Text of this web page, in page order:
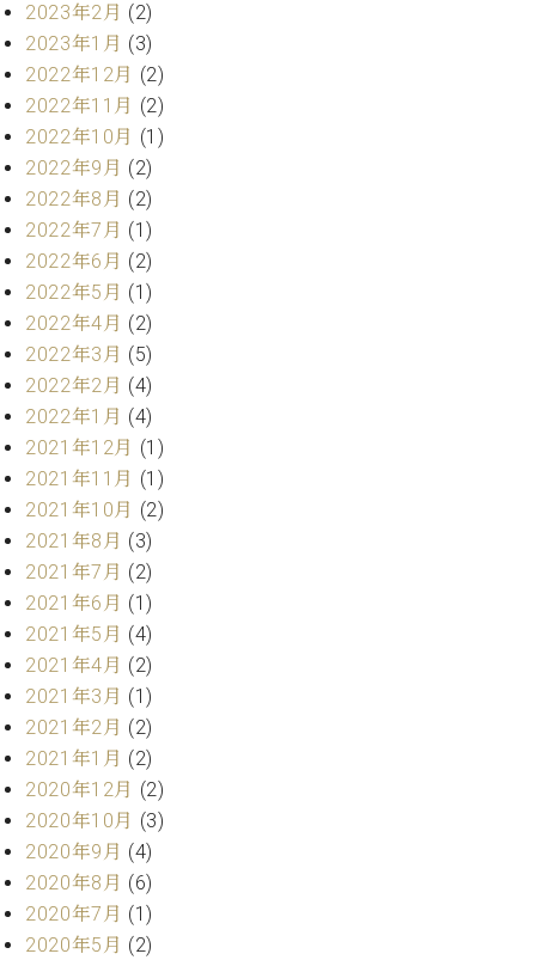
C.
ベ
ヒ
シ
ュ
タ
イ
ン
ジ
デ
ン
ス
ア
ッ
プ
ラ
イ
ト
ピ
ア
C.
ベ
ヒ
シ
ュ
タ
イ
ア
カ
デ
ミ
ル・
スタ
ジオ
空き
動
画
収
録
サ
ビ
ス
音
楽
教
室
ア
ノ
の
コ
ン
ェ
ル
ジ
ュ
ア
ク
ス
セン
トラ
ム東
京の
2023年2月 (2)
2023年1月 (3)
2022年12月 (2)
2022年11月 (2)
2022年10月 (1)
2022年9月 (2)
2022年8月 (2)
2022年7月 (1)
2022年6月 (2)
2022年5月 (1)
2022年4月 (2)
2022年3月 (5)
2022年2月 (4)
2022年1月 (4)
2021年12月 (1)
2021年11月 (1)
2021年10月 (2)
2021年8月 (3)
2021年7月 (2)
2021年6月 (1)
2021年5月 (4)
2021年4月 (2)
2021年3月 (1)
2021年2月 (2)
2021年1月 (2)
2020年12月 (2)
2020年10月 (3)
2020年9月 (4)
2020年8月 (6)
2020年7月 (1)
2020年5月 (2)